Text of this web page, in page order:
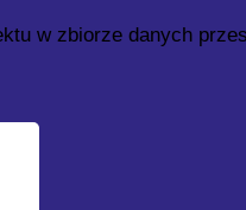
w zbiorze danych